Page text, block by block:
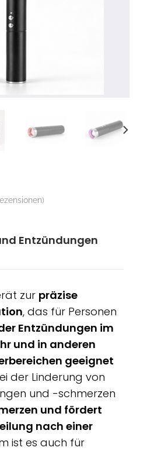
Entzündungen
zur präzise
, das für Personen
Entzündungen im
und in anderen
geeignet
der Linderung von
und -schmerzen
und fördert
nach einer
ist es auch für